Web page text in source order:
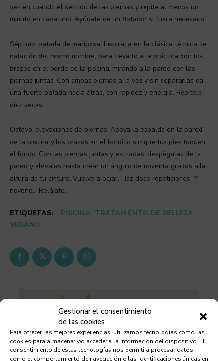
Gestionar el consentimiento
de las cookies
Para ofrecer las mejores experiencias, utilizamos tecnologías como las
cookies para almacenar y/o acceder a la información del dispositivo. El
consentimiento de estas tecnologías nos permitirá procesar datos
como el comportamiento de navegación o las identificaciones únicas en
vez en cuando el sentido de las piernas y repite al menos un
minuto en cada uno. Ayúdate de un flotador si fuera necesario.
Séptimo, patada de mariposa. Inspirada en la clásica técnica de
natación del mismo nombre, para llevarlo a la práctica pon los
brazos en el borde de la piscina, mirando a la pared con las
piernas juntas. Con ambas piernas a la vez y sin separarlas da
una fuerte patada hacia atrás, con rapidez y energía. Repítelo
diez veces.
Octavo, elevaciones de piernas. Apoya la espalda en la pared
de la piscina y los brazos en el bordillo sin que tus pies toquen
el fondo. Con las piernas juntas y estiradas, despégalas de la
pared y elévalas hasta crear un ángulo de noventa grados a la
altura de tu cintura. Vuelve a bajar. Haz doce repeticiones. Y
noveno… Relájate.
ETIQUETAS: PISCINA
TRATAMIENTO DE BELLEZA
VERANO